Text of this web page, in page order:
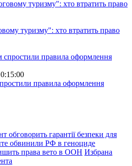
туризму": хто втратить право
правила оформлення
обговорить гарантії безпеки для
обвинили РФ в геноциде
права вето в ООН Избрана